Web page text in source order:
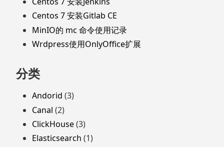
Centos 7 安装Gitlab CE
MinIO的 mc 命令使用记录
Wrdpress使用OnlyOffice扩展
分类
Andorid (3)
Canal (2)
ClickHouse(3)
Elasticsearch (1)